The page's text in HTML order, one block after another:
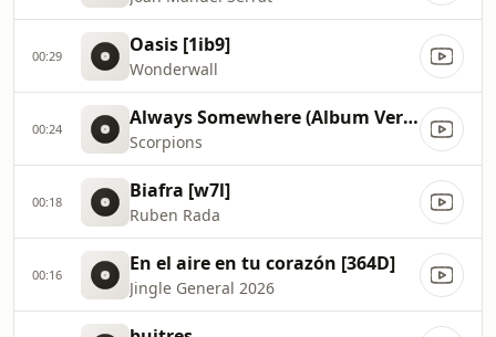
00:29 Oasis [1ib9]
Wonderwall
00:24 Always Somewhere (Album Version) [pbO]
Scorpions
00:18 Biafra [w7l]
Ruben Rada
00:16 En el aire en tu corazón [364D]
Jingle General 2026